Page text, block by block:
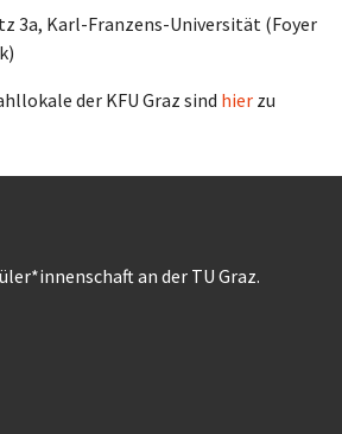
3a, Karl-Franzens-Universität (Foyer
der KFU Graz sind hier zu
an der TU Graz.